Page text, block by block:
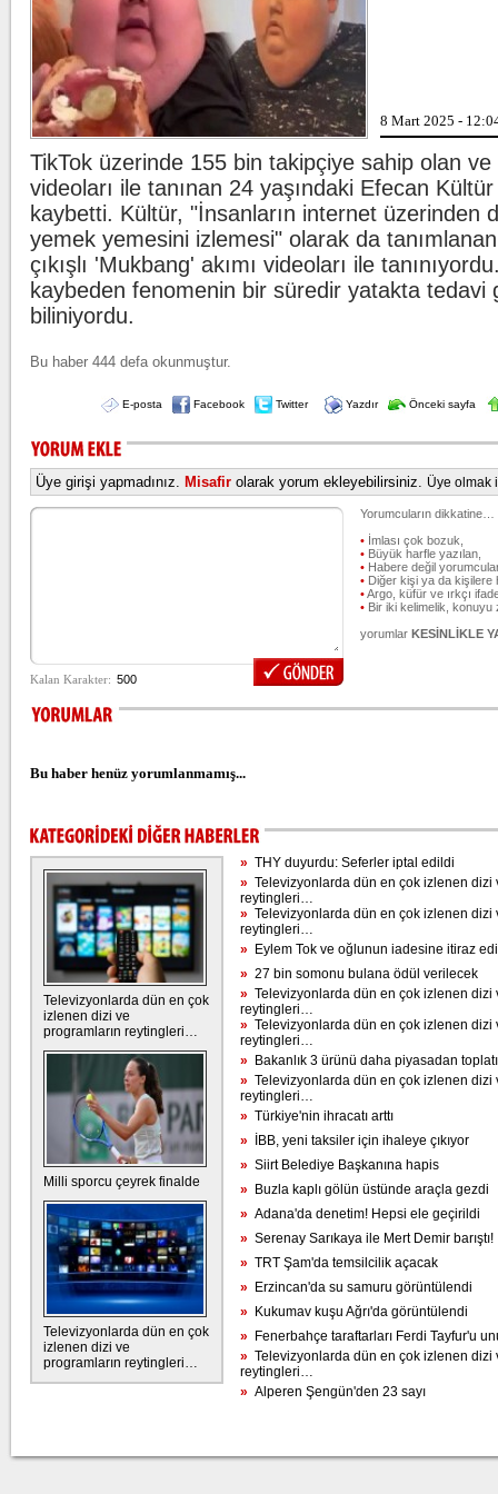
8 Mart 2025 -
TikTok üzerinde 155 bin takipçiye sahip olan
videoları ile tanınan 24 yaşındaki Efecan Kültür
kaybetti. Kültür, "İnsanların internet üzerinden
yemek yemesini izlemesi" olarak da
çıkışlı 'Mukbang' akımı videoları ile
kaybeden fenomenin bir süredir yatakta tedavi
biliniyordu.
Bu haber 444 defa okunmuştur.
E-posta Facebook Twitter Yazdır Önceki sayfa
Üye girişi yapmadınız. Misafir olarak yorum ekleyebilirsiniz. Üye olmak
Yorumcuların dikkatine…
• İmlası çok bozuk,
• Büyük harfle yazılan,
• Habere değil
• Diğer kişi ya da kişilere
•Argo, küfür ve ırkçı
• Bir iki kelimelik, konuyu
yorumlar KESİNLİKLE
Bu haber henüz yorumlanmamış...
Televizyonlarda dün en çok
izlenen dizi ve
programların reytingleri…
Milli sporcu çeyrek finalde
Televizyonlarda dün en çok
izlenen dizi ve
programların reytingleri…
» THY duyurdu: Seferler iptal edildi
» Televizyonlarda dün en çok izlenen dizi
reytingleri…
» Televizyonlarda dün en çok izlenen dizi
reytingleri…
» Eylem Tok ve oğlunun iadesine itiraz
» 27 bin somonu bulana ödül verilecek
» Televizyonlarda dün en çok izlenen dizi
reytingleri…
» Televizyonlarda dün en çok izlenen dizi
reytingleri…
» Bakanlık 3 ürünü daha piyasadan
» Televizyonlarda dün en çok izlenen dizi
reytingleri…
» Türkiye'nin ihracatı arttı
» İBB, yeni taksiler için ihaleye çıkıyor
» Siirt Belediye Başkanına hapis
» Buzla kaplı gölün üstünde araçla gezdi
» Adana'da denetim! Hepsi ele geçirildi
» Serenay Sarıkaya ile Mert Demir barıştı!
» TRT Şam'da temsilcilik açacak
» Erzincan'da su samuru görüntülendi
» Kukumav kuşu Ağrı'da görüntülendi
» Fenerbahçe taraftarları Ferdi Tayfur'u
» Televizyonlarda dün en çok izlenen dizi
reytingleri…
» Alperen Şengün'den 23 sayı